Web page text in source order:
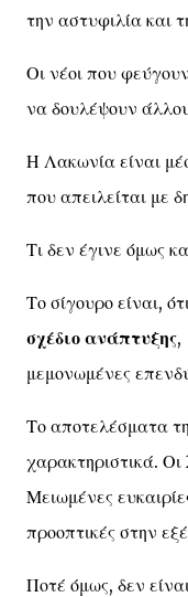
την αστυφιλία και
Οι νέοι που
να δουλέψουν
Η Λακωνία είναι
που απειλείται με
Τι δεν έγινε όμως
Το σίγουρο είναι,
σχέδιο ανάπτυξης,
μεμονωμένες
Το αποτελέσματα
χαρακτηριστικά. Οι
Μειωμένες
προοπτικές στην
Ποτέ όμως, δεν